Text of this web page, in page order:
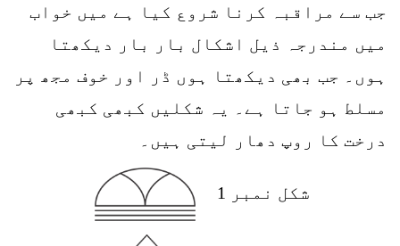
جب سے مراقبہ کرنا شروع کیا ہے میں خواب
میں مندرجہ ذیل اشکال بار بار دیکھتا
ہوں۔ جب بھی دیکھتا ہوں ڈر اور خوف مجھ پر
مسلط ہو جاتا ہے۔ یہ شکلیں کبھی کبھی
درخت کا روپ دھار لیتی ہیں۔
شکل نمبر 1